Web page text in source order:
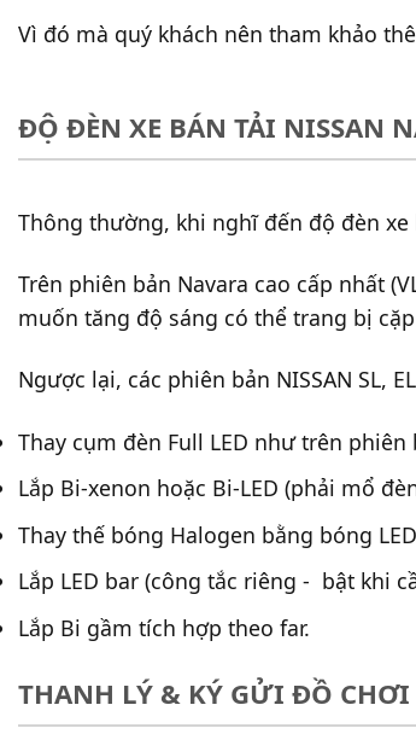
Vì đó mà quý khách nên tham khảo
ĐỘ ĐÈN XE BÁN TẢI NISSAN
Thông thường, khi nghĩ đến độ đèn
Trên phiên bản Navara cao cấp nhất
muốn tăng độ sáng có thể trang bị
Ngược lại, các phiên bản NISSAN SL,
Thay cụm đèn Full LED như trên phiên
Lắp Bi-xenon hoặc Bi-LED (phải mổ
Thay thế bóng Halogen bằng bóng
Lắp LED bar (công tắc riêng - bật khi
Lắp Bi gầm tích hợp theo far.
THANH LÝ & KÝ GỬI ĐỒ CHƠI